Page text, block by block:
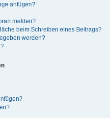
anfügen?
melden?
beim Schreiben eines Beitrags?
werden?